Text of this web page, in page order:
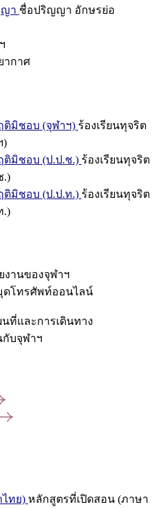
า ชื่อปริญญา อักษรย่อ
ากาศ
ติมิชอบ (จุฬาฯ) ร้องเรียนทุจริต
)
ติมิชอบ (ป.ป.ช.) ร้องเรียนทุจริต
.)
ติมิชอบ (ป.ป.ท.) ร้องเรียนทุจริต
.)
งานของจุฬาฯ
ดโทรศัพท์ออนไลน์
นที่และการเดินทาง
กับจุฬาฯ
ทย) หลักสูตรที่เปิดสอน (ภาษา